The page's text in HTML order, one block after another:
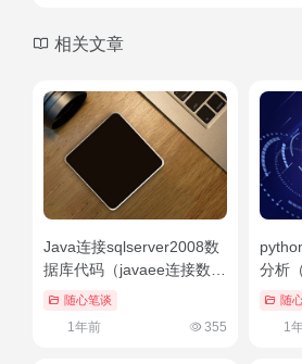
相关文章
Java连接sqlserver2008数
据库代码（javaee连接数据
库登录到首页）这都可以？
随心笔谈
1年前 355
分析
码）
随
1